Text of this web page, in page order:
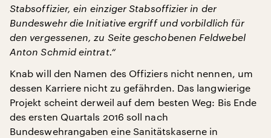
Stabsoffizier, ein einziger Stabsoffizier in der
Bundeswehr die Initiative ergriff und vorbildlich für
den vergessenen, zu Seite geschobenen Feldwebel
Anton Schmid eintrat.“
Knab will den Namen des Offiziers nicht nennen, um
dessen Karriere nicht zu gefährden. Das langwierige
Projekt scheint derweil auf dem besten Weg: Bis Ende
des ersten Quartals 2016 soll nach
Bundeswehrangaben eine Sanitätskaserne in